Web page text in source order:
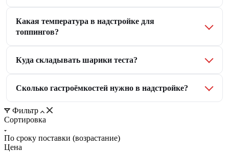
Какая температура в надстройке для
топпингов?
Куда складывать шарики теста?
Сколько гастроёмкостей нужно в надстройке?
Фильтр
Сортировка
По сроку поставки (возрастание)
Цена